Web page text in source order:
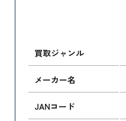
買取ジャンル
メーカー名
JANコード